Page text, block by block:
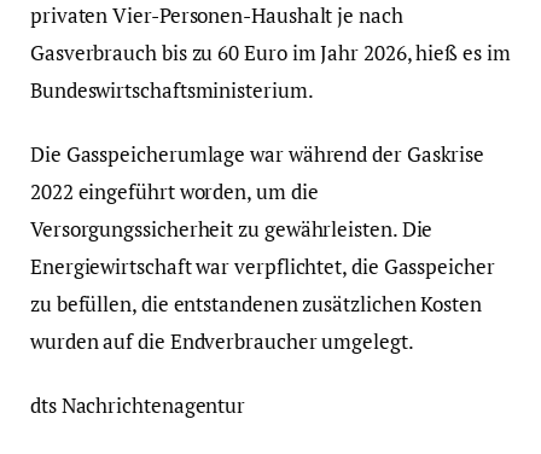
privaten Vier-Personen-Haushalt je nach
Gasverbrauch bis zu 60 Euro im Jahr 2026, hieß es im
Bundeswirtschaftsministerium.
Die Gasspeicherumlage war während der Gaskrise
2022 eingeführt worden, um die
Versorgungssicherheit zu gewährleisten. Die
Energiewirtschaft war verpflichtet, die Gasspeicher
zu befüllen, die entstandenen zusätzlichen Kosten
wurden auf die Endverbraucher umgelegt.
dts Nachrichtenagentur